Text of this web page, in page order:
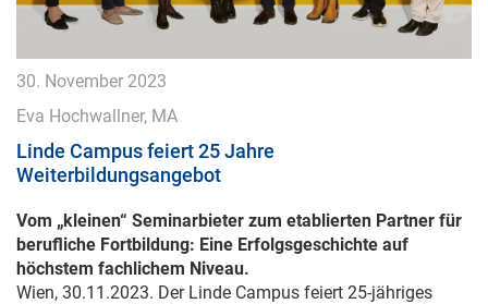
30. November 2023
Eva Hochwallner, MA
Linde Campus feiert 25 Jahre
Weiterbildungsangebot
Vom „kleinen“ Seminarbieter zum etablierten Partner für
berufliche Fortbildung: Eine Erfolgsgeschichte auf
höchstem fachlichem Niveau.
Wien, 30.11.2023. Der Linde Campus feiert 25-jähriges